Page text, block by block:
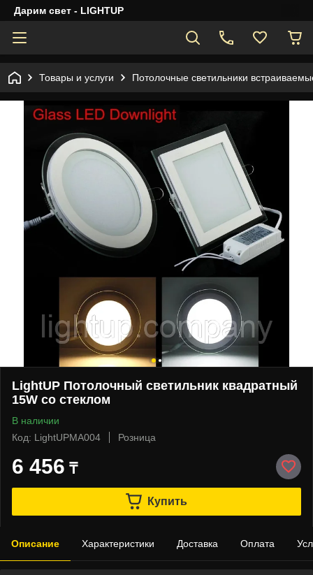
Дарим свет - LIGHTUP
Товары и услуги Потолочные светильники
LightUP Потолочный светильник квадратный
15W со стеклом
В наличии
Код: LightUPMA004
Розница
6 456 ₸
Купить
Описание Характеристики Доставка Оплата